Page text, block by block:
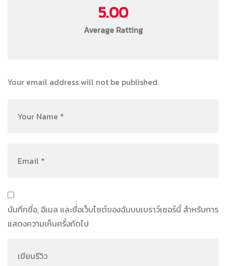
5.00
Average Ratting
Your email address will not be published.
บันทึกชื่อ, อีเมล และชื่อเว็บไซต์ของฉันบนเบราว์เซอร์นี้ สำหรับการ
แสดงความเห็นครั้งถัดไป